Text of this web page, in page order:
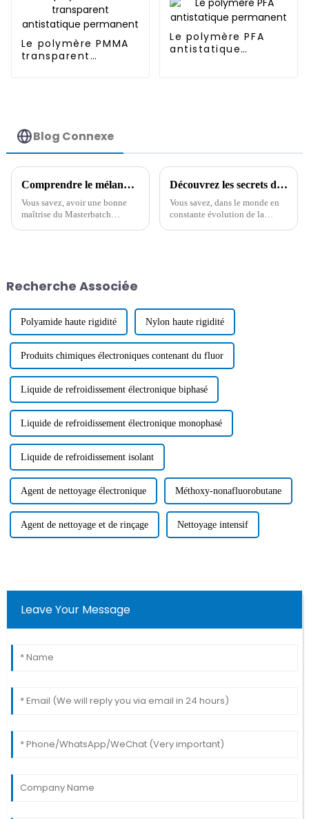
Le polymère PMMA
transparent
Le polymère PFA
antistatique
Blog Connexe
Comprendre le mélange maître antistatique et ses applications
Vous savez, avoir une bonne
maîtrise du Masterbatch
Découvrez les secrets des meilleures spécifications techniques et guide d'utilisation des Mb antistatiques
Vous savez, dans le monde en
constante évolution de la
Recherche Associée
Polyamide haute rigidité Nylon haute rigidité
Produits chimiques électroniques contenant du fluor
Liquide de refroidissement électronique biphasé
Liquide de refroidissement électronique monophasé
Liquide de refroidissement isolant
Agent de nettoyage électronique Méthoxy-nonafluorobutane
Agent de nettoyage et de rinçage Nettoyage intensif
Leave Your Message